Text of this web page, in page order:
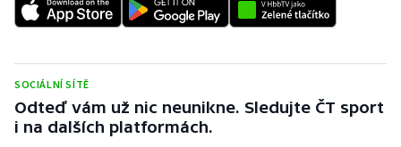
SOCIÁLNÍ SÍTĚ
Odteď vám už nic neunikne. Sledujte ČT sport
i na dalších platformách.